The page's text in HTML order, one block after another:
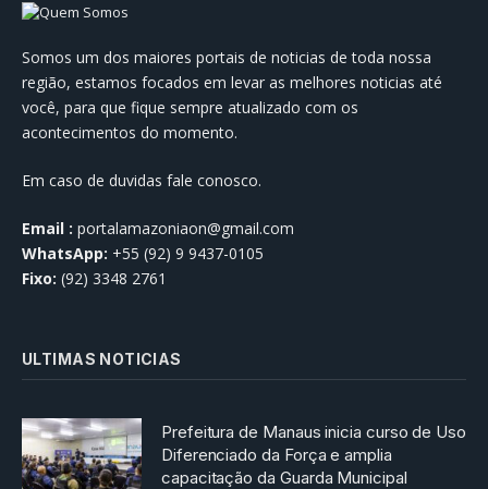
Somos um dos maiores portais de noticias de toda nossa
região, estamos focados em levar as melhores noticias até
você, para que fique sempre atualizado com os
acontecimentos do momento.
Em caso de duvidas fale conosco.
Email : portalamazoniaon@gmail.com
WhatsApp: +55 (92) 9 9437-0105
Fixo: (92) 3348 2761
ULTIMAS NOTICIAS
Prefeitura de Manaus inicia curso de Uso
Diferenciado da Força e amplia
capacitação da Guarda Municipal